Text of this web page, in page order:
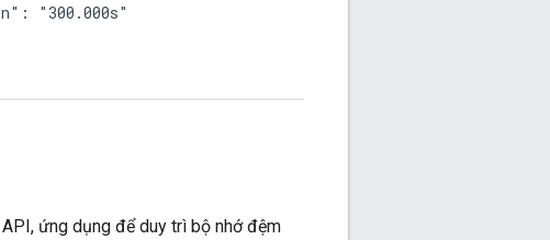
"300.000s"
ứng dụng để duy trì bộ nhớ đệm